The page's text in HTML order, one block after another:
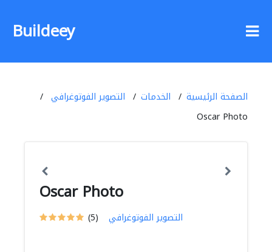
Buildeey
الصفحة الرئيسية الخدمات
التصوير الفوتوغرافي
Oscar Photo
Oscar Photo
(5) التصوير الفوتوغرافي